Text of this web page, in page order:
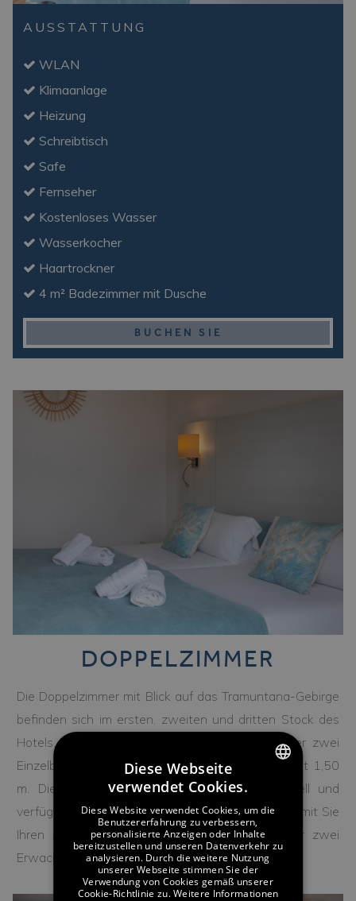
AUSSTATTUNG
WLAN
Klimaanlage
Heizung
Schreibtisch
Safe
Fernseher
Kostenloses Wasser
Wasserkocher
Haartrockner
4 m² Badezimmer mit Dusche
BUCHEN SIE
DOPPELZIMMER
Die Doppelzimmer mit Blick auf das Tramuntana-Gebirge
befinden sich im ersten, zweiten und dritten Stock des
Hotels. Die 20 m² großen Zimmer verfügen über zwei
Einzelbetten mit je 90 cm oder ein Doppelbett mit 1,50
m. Die Zimmer sind geräumig, modern und hell und
verfügen über alle notwendigen Einrichtungen, damit Sie
Ihren Aufenthalt genießen können. Sie sind für zwei
Erwachsene und ein Kind geeignet.
SPANISH
ENGLISH
GERMAN
FRENCH
Diese Webseite
verwendet Cookies.
Diese Website verwendet Cookies, um die
Benutzererfahrung zu verbessern,
personalisierte Anzeigen oder Inhalte
bereitzustellen und unseren Datenverkehr zu
analysieren. Durch die weitere Nutzung
unserer Webseite stimmen Sie der
Verwendung von Cookies gemäß unserer
Cookie-Richtlinie zu.Weitere Informationen